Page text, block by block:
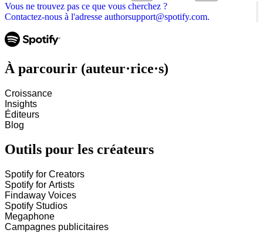
Vous ne trouvez pas ce que vous cherchez ?
Contactez-nous à l'adresse authorsupport@spotify.com.
À parcourir (auteur·rice·s)
Croissance
Insights
Éditeurs
Blog
Outils pour les créateurs
Spotify for Creators
Spotify for Artists
Findaway Voices
Spotify Studios
Megaphone
Campagnes publicitaires